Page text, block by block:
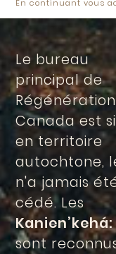
En continuant vous
Le bureau
principal de
Régénération
Canada est
en territoire
autochtone,
n'a jamais
cédé. Les
sont